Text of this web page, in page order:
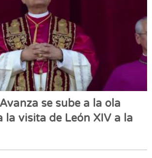
se sube a la ola
la visita de León XIV a la